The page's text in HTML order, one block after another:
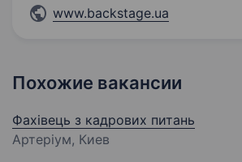
www.backstage.ua
Похожие вакансии
Фахівець з кадрових питань
Артеріум, Киев